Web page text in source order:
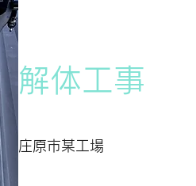
​​解体工事
​​庄原市某工場